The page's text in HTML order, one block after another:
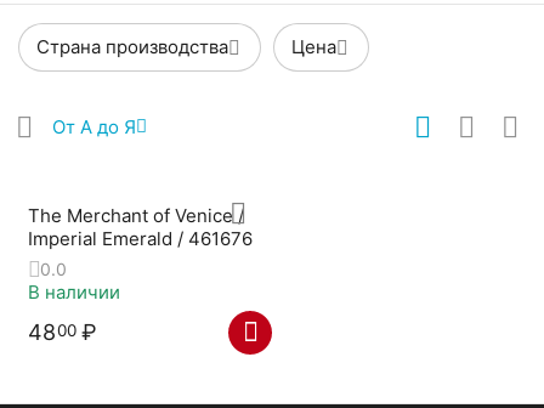
Страна производства Цена
От А до Я
The Merchant of Venice /
Imperial Emerald / 461676
0.0
В наличии
4800 ₽